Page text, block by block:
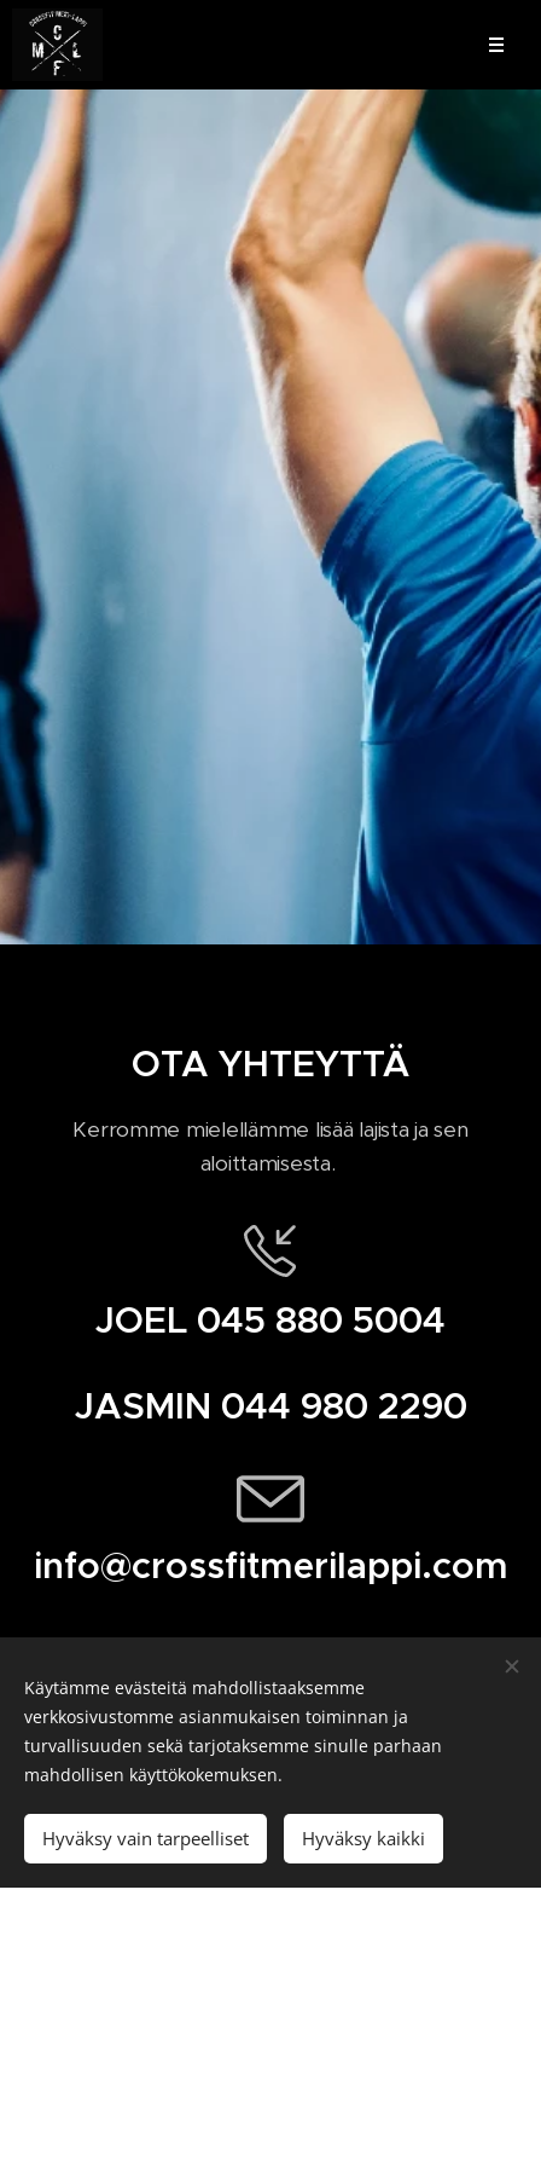
OTA YHTEYTTÄ
Kerromme mielellämme lisää lajista ja sen
aloittamisesta.
JOEL 045 880 5004
JASMIN 044 980 2290
info@crossfitmerilappi.com
Käytämme evästeitä mahdollistaaksemme
verkkosivustomme asianmukaisen toiminnan ja
turvallisuuden sekä tarjotaksemme sinulle parhaan
mahdollisen käyttökokemuksen.
Hyväksy vain tarpeelliset Hyväksy kaikki